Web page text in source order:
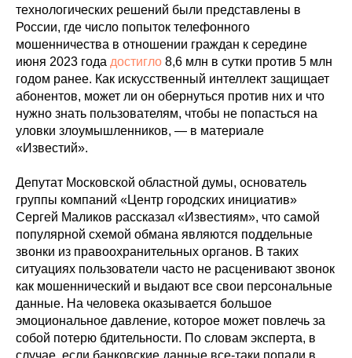
технологических решений были представлены в
России, где число попыток телефонного
мошенничества в отношении граждан к середине
июня 2023 года достигло 8,6 млн в сутки против 5 млн
годом ранее. Как искусственный интеллект защищает
абонентов, может ли он обернуться против них и что
нужно знать пользователям, чтобы не попасться на
уловки злоумышленников, — в материале
«Известий».
Депутат Московской областной думы, основатель
группы компаний «Центр городских инициатив»
Сергей Маликов рассказал «Известиям», что самой
популярной схемой обмана являются поддельные
звонки из правоохранительных органов. В таких
ситуациях пользователи часто не расценивают звонок
как мошеннический и выдают все свои персональные
данные. На человека оказывается большое
эмоциональное давление, которое может повлечь за
собой потерю бдительности. По словам эксперта, в
случае, если банковские данные все-таки попали в